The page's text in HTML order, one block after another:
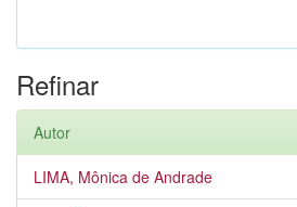
Refinar
Autor
LIMA, Mônica de Andrade